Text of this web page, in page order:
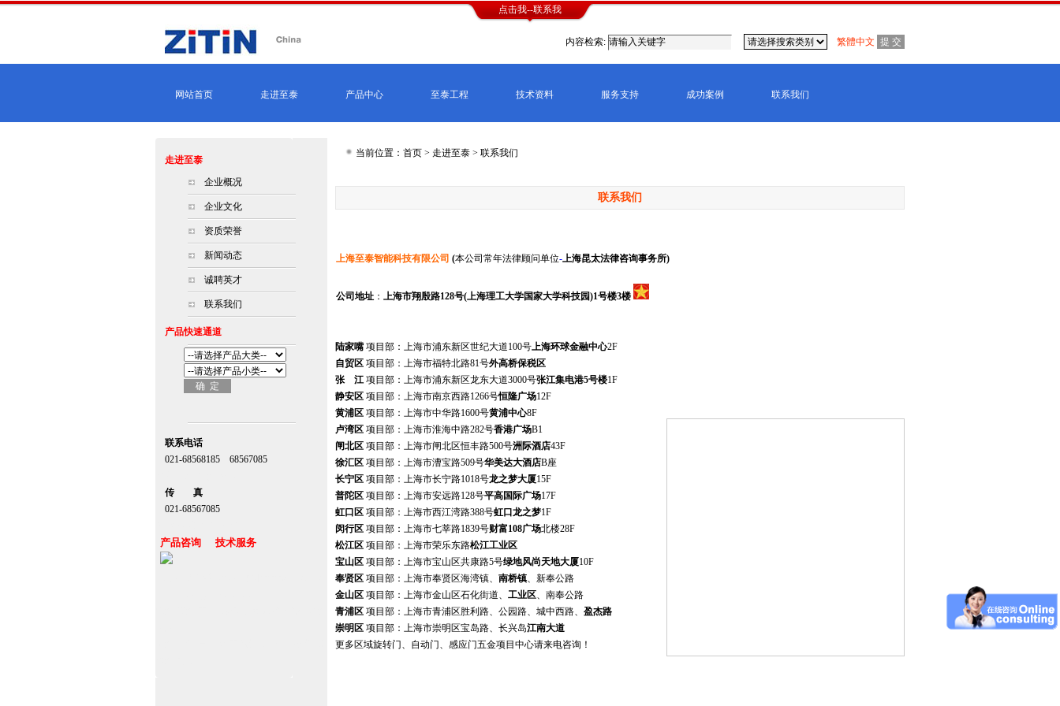
点击我--联系我
内容检索: 繁體中文
网站首页 走进至泰 产品中心 至泰工程 技术资料 服务支持 成功案例 联系我们
走进至泰
企业概况
企业文化
资质荣誉
新闻动态
诚聘英才
联系我们
产品快速通道
联系电话
021-68568185 68567085
传 真
021-68567085
产品咨询 技术服务
当前位置：首页 > 走进至泰 > 联系我们
联系我们
上海至泰智能科技有限公司 (本公司常年法律顾问单位-上海昆太法律咨询事务所)
公司地址 ： 上海市翔殷路128号(上海理工大学国家大学科技园)1号楼3楼
陆家嘴项目部：上海市浦东新区世纪大道100号上海环球金融中心2F
自贸区 项目部：上海市福特北路81号外高桥保税区
张
江 项目部：上海市浦东新区龙东大道3000号张江集电港5号楼1F
静安区 项目部：上海市南京西路1266号恒隆广场12F
黄浦区 项目部：上海市中华路1600号黄浦中心8F
卢湾区 项目部：上海市淮海中路282号香港广场B1
闸北区 项目部：上海市闸北区恒丰路500号洲际酒店43F
徐汇区 项目部：上海市漕宝路509号华美达大酒店B座
长宁区 项目部：上海市长宁路1018号龙之梦大厦15F
普陀区 项目部：上海市安远路128号平高国际广场17F
虹口区 项目部：上海市西江湾路388号虹口龙之梦1F
闵行区 项目部：上海市七莘路1839号财富108广场北楼28F
松江区 项目部：上海市荣乐东路松江工业区
宝山区 项目部：上海市宝山区共康路5号绿地风尚天地大厦10F
奉贤区 项目部：上海市奉贤区海湾镇、 南桥镇、新奉公路
金山区 项目部：上海市金山区石化街道、 工业区、南奉公路
青浦区 项目部：上海市青浦区胜利路、公园路、城中西路、 盈杰路
崇明区 项目部：上海市崇明区宝岛路、长兴岛江南大道
更多区域旋转门、自动门、感应门五金项目中心请来电咨询！